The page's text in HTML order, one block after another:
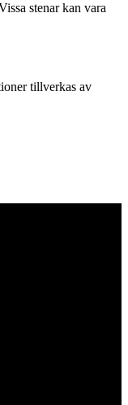
stenar kan vara
tillverkas av